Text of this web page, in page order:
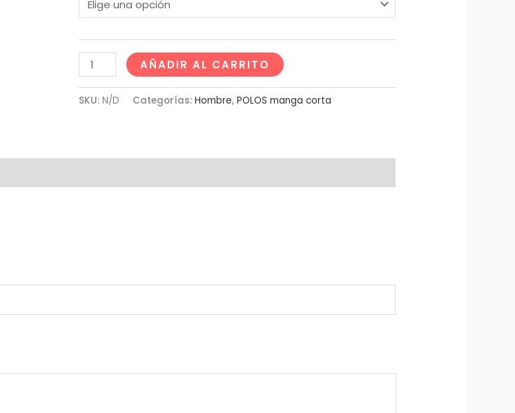
AÑADIR AL CARRITO
SKU: N/D Categorías: Hombre, POLOS manga corta